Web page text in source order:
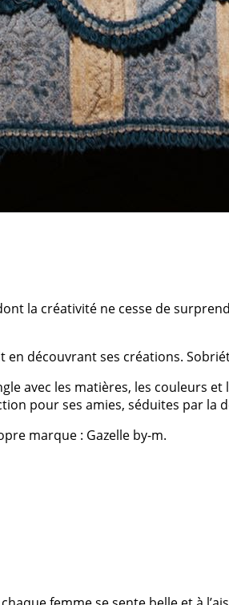
la créativité ne cesse de
en découvrant ses créations.
avec les matières, les couleurs
pour ses amies, séduites par la
marque : Gazelle by-m.